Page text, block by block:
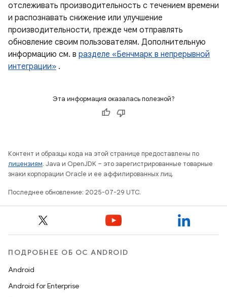
отслеживать производительность с течением времени
и распознавать снижение или улучшение
производительности, прежде чем отправлять
обновление своим пользователям. Дополнительную
информацию см. в разделе «Бенчмарк в непрерывной
интеграции» .
Эта информация оказалась полезной?
Контент и образцы кода на этой странице предоставлены по
лицензиям. Java и OpenJDK – это зарегистрированные товарные
знаки корпорации Oracle и ее аффилированных лиц.
Последнее обновление: 2025-07-29 UTC.
ПОДРОБНЕЕ ОБ ОС ANDROID
Android
Android for Enterprise